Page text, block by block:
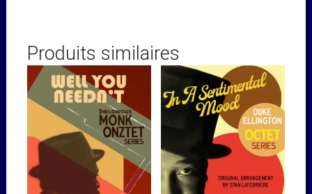
Produits similaires